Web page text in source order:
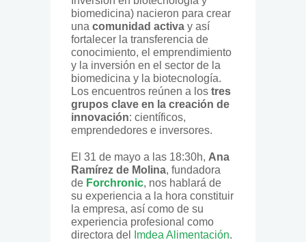
biomedicina) nacieron para crear
una comunidad activa y así
fortalecer la transferencia de
conocimiento, el emprendimiento
y la inversión en el sector de la
biomedicina y la biotecnología.
Los encuentros reúnen a los tres
grupos clave en la creación de
innovación: científicos,
emprendedores e inversores.
El 31 de mayo a las 18:30h, Ana
Ramírez de Molina, fundadora
de Forchronic, nos hablará de
su experiencia a la hora constituir
la empresa, así como de su
experiencia profesional como
directora del
Imdea Alimentación.